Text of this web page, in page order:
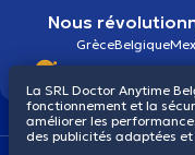
Nous
GrèceBelgique
La SRL Doctor Anytime
fonctionnement et la
améliorer les
des publicités adaptées